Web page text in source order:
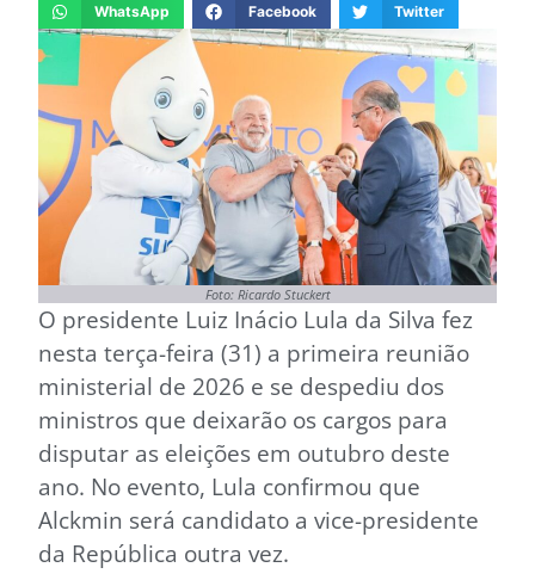
WhatsApp Facebook Twitter
Foto: Ricardo Stuckert
O presidente Luiz Inácio Lula da Silva fez
nesta terça-feira (31) a primeira reunião
ministerial de 2026 e se despediu dos
ministros que deixarão os cargos para
disputar as eleições em outubro deste
ano. No evento, Lula confirmou que
Alckmin será candidato a vice-presidente
da República outra vez.